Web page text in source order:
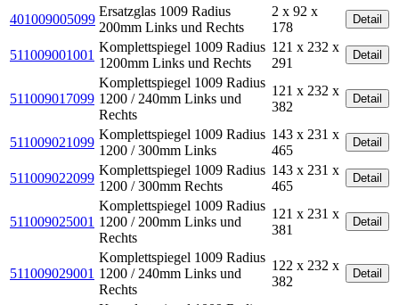
401009005099
Ersatzglas 1009 Radius
200mm Links und Rechts
2 x 92 x
178
Detail
511009001001
Komplettspiegel 1009 Radius
1200mm Links und Rechts
121 x 232 x
291
Detail
511009017099
Komplettspiegel 1009 Radius
1200 / 240mm Links und
Rechts
121 x 232 x
382
Detail
511009021099
Komplettspiegel 1009 Radius
1200 / 300mm Links
143 x 231 x
465
Detail
511009022099
Komplettspiegel 1009 Radius
1200 / 300mm Rechts
143 x 231 x
465
Detail
511009025001
Komplettspiegel 1009 Radius
1200 / 200mm Links und
Rechts
121 x 231 x
381
Detail
511009029001
Komplettspiegel 1009 Radius
1200 / 240mm Links und
Rechts
122 x 232 x
382
Detail